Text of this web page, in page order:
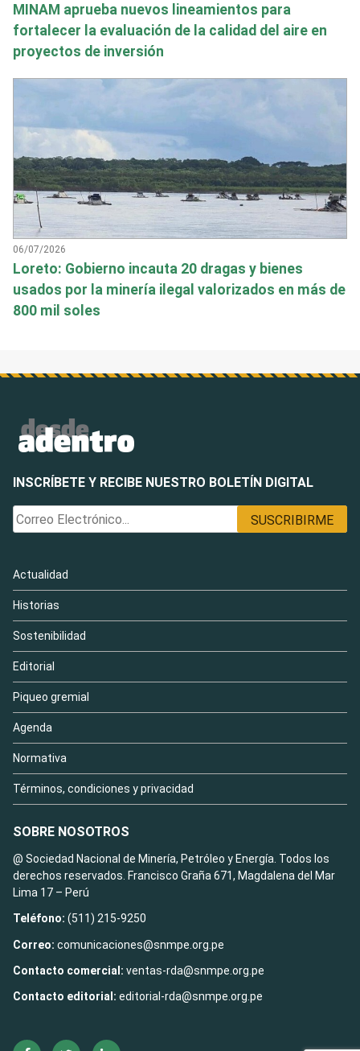
MINAM aprueba nuevos lineamientos para
fortalecer la evaluación de la calidad del aire en
proyectos de inversión
06/07/2026
Loreto: Gobierno incauta 20 dragas y bienes
usados por la minería ilegal valorizados en más de
800 mil soles
INSCRÍBETE Y RECIBE NUESTRO BOLETÍN DIGITAL
Actualidad
Historias
Sostenibilidad
Editorial
Piqueo gremial
Agenda
Normativa
Términos, condiciones y privacidad
SOBRE NOSOTROS
@ Sociedad Nacional de Minería, Petróleo y Energía. Todos los
derechos reservados. Francisco Graña 671, Magdalena del Mar
Lima 17 – Perú
Teléfono: (511) 215-9250
Correo: comunicaciones@snmpe.org.pe
Contacto comercial: ventas-rda@snmpe.org.pe
Contacto editorial: editorial-rda@snmpe.org.pe